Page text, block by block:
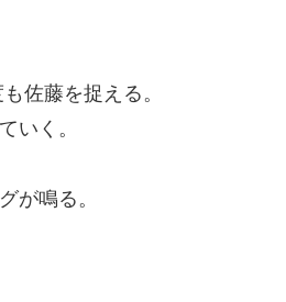
佐藤を捉える。
いく。
が鳴る。